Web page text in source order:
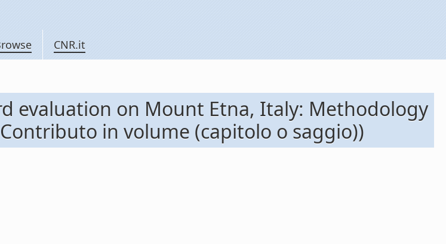
CNR.it
evaluation on Mount Etna, Italy: Methodology
in volume (capitolo o saggio))